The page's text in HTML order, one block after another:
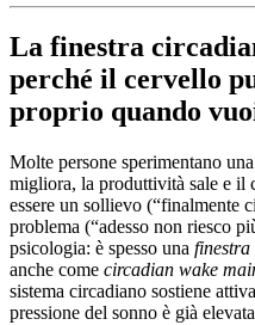
La finestra
perché il cervello
proprio quando
Molte persone sperimentano
migliora, la produttività sale e il
essere un sollievo (“finalmente
problema (“adesso non riesco
psicologia: è spesso una
anche come circadian wake
sistema circadiano sostiene
pressione del sonno è già